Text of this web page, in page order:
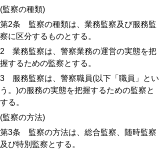
(監察の種類)
第2条 監察の種類は、業務監察及び服務監
察に区分するものとする。
2 業務監察は、警察業務の運営の実態を把
握するための監察とする。
3 服務監察は、警察職員(以下「職員」とい
う。 )の服務の実態を把握するための監察と
する。
(監察の方法)
第3条 監察の方法は、総合監察、随時監察
及び特別監察とする。